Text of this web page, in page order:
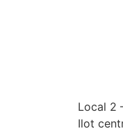
Local 2
Ilot